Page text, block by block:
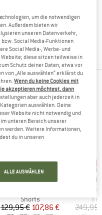
und versuche es mit
FJÄLLRÄVEN
Produktgruppe
Shorts
Preis
129,95 €reduzierter Preis
107,86 €
Rabatt
17%
249,95
um die notwendigen
Außerdem bieten wir
unseren Datenverkehr,
Social Media-Funktionen
Social Media-, Werbe- und
diese sitzen teilweise in
Schutz deiner Daten, etwa vor
von „Alle auswählen“ erklärst du
Wenn du keine Cookies mit
akzeptieren möchtest, dann
aber auch jederzeit in
auswählen. Deine
Website nicht notwendig und
unteren Bereich unserer
werden. Weitere Informationen,
du in unseren
ALLE AUSWÄHLEN